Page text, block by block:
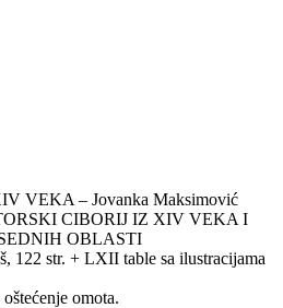
VEKA – Jovanka Maksimović
CIBORIJ IZ XIV VEKA I
OBLASTI
122 str. + LXII table sa ilustracijama
omota.